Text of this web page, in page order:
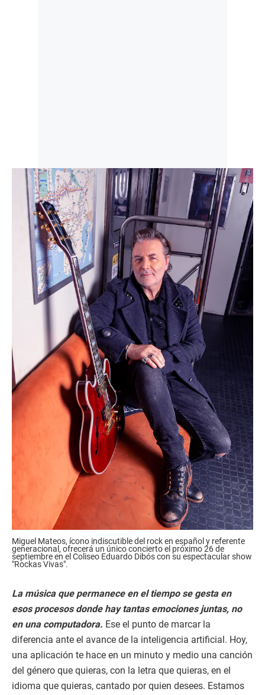
Miguel Mateos, ícono indiscutible del rock en español y referente
generacional, ofrecerá un único concierto el próximo 26 de
septiembre en el Coliseo Eduardo Dibós con su espectacular show
"Rockas Vivas".
La música que permanece en el tiempo se gesta en
esos procesos donde hay tantas emociones juntas, no
en una computadora. Ese el punto de marcar la
diferencia ante el avance de la inteligencia artificial. Hoy,
una aplicación te hace en un minuto y medio una canción
del género que quieras, con la letra que quieras, en el
idioma que quieras, cantado por quien desees. Estamos